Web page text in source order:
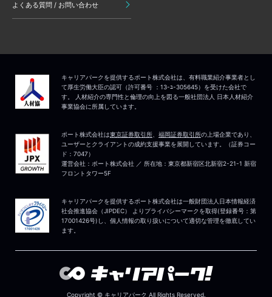
よくある質問 / お問い合わせ